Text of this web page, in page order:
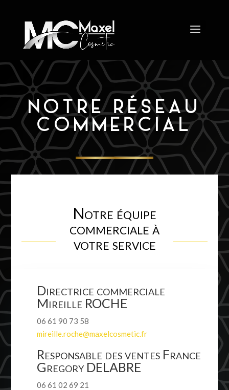
NOTRE RÉSEAU
COMMERCIAL
Notre équipe
commerciale à
votre service
Directrice commerciale
Mireille ROCHE
06 61 90 73 58
mireille.roche@maxelcosmetic.fr
Responsable des ventes France
Gregory DELABRE
06 61 02 69 21